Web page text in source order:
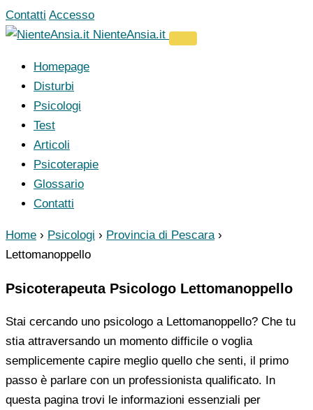
Vai
al
Contatti Accesso
NienteAnsia.it
Homepage
Disturbi
Psicologi
Test
Articoli
Psicoterapie
Glossario
Contatti
Home › Psicologi › Provincia di Pescara ›
Lettomanoppello
Psicoterapeuta Psicologo Lettomanoppello
Stai cercando uno psicologo a Lettomanoppello? Che tu
stia attraversando un momento difficile o voglia
semplicemente capire meglio quello che senti, il primo
passo è parlare con un professionista qualificato. In
questa pagina trovi le informazioni essenziali per